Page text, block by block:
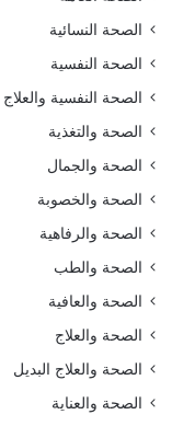
الصحة النسائية
الصحة النفسية
الصحة النفسية والعلاج
الصحة والتغذية
الصحة والجمال
الصحة والخصوبة
الصحة والرفاهية
الصحة والطب
الصحة والعافية
الصحة والعلاج
الصحة والعلاج البديل
الصحة والعناية